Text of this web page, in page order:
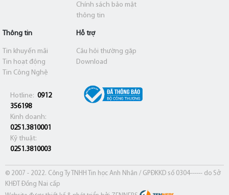
Chính sách bảo mật
thông tin
Thông tin
Tin khuyến mãi
Tin hoạt động
Tin Công Nghệ
Hỗ trợ
Câu hỏi thường gặp
Download
Hotline: 0912
356198
Kinh doanh:
0251.3810001
Kỹ thuật:
0251.3810003
© 2007 - 2022. Công Ty TNHH Tin học Anh Nhân / GPĐKKD số 0304------ do Sở
KHĐT Đồng Nai cấp